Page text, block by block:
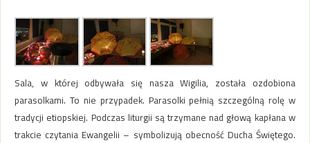
Sala, w której odbywała się nasza Wigilia, została ozdobiona
parasolkami. To nie przypadek. Parasolki pełnią szczególną rolę w
tradycji etiopskiej. Podczas liturgii są trzymane nad głową kapłana w
trakcie czytania Ewangelii – symbolizują obecność Ducha Świętego.